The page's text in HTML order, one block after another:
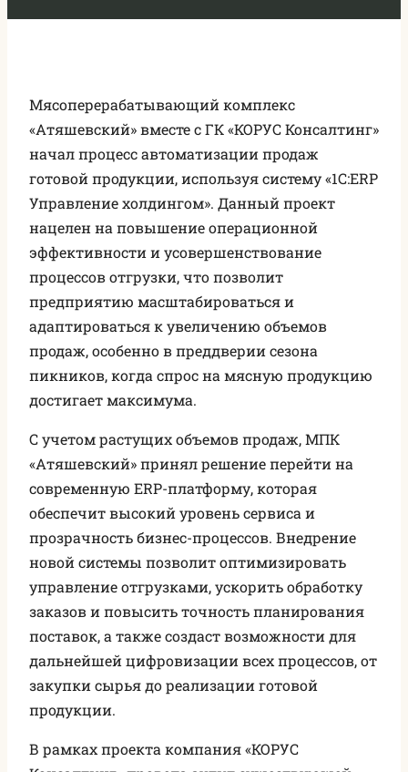
Мясоперерабатывающий комплекс
«Атяшевский» вместе с ГК «КОРУС Консалтинг»
начал процесс автоматизации продаж
готовой продукции, используя систему «1С:ERP
Управление холдингом». Данный проект
нацелен на повышение операционной
эффективности и усовершенствование
процессов отгрузки, что позволит
предприятию масштабироваться и
адаптироваться к увеличению объемов
продаж, особенно в преддверии сезона
пикников, когда спрос на мясную продукцию
достигает максимума.
С учетом растущих объемов продаж, МПК
«Атяшевский» принял решение перейти на
современную ERP-платформу, которая
обеспечит высокий уровень сервиса и
прозрачность бизнес-процессов. Внедрение
новой системы позволит оптимизировать
управление отгрузками, ускорить обработку
заказов и повысить точность планирования
поставок, а также создаст возможности для
дальнейшей цифровизации всех процессов, от
закупки сырья до реализации готовой
продукции.
В рамках проекта компания «КОРУС